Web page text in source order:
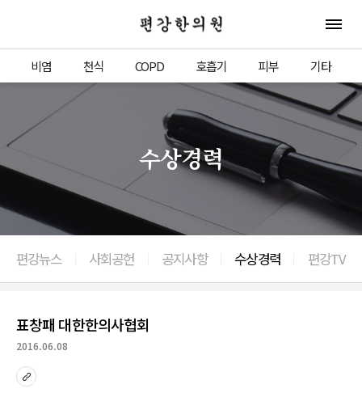
편강한의원 전체
비염 천식 COPD 호흡기 피부 기타
수상경력
편강뉴스 사회공헌 공지사항 수상경력 편강TV
이전으로
표창패 대한한의사협회
2016.06.08
sns